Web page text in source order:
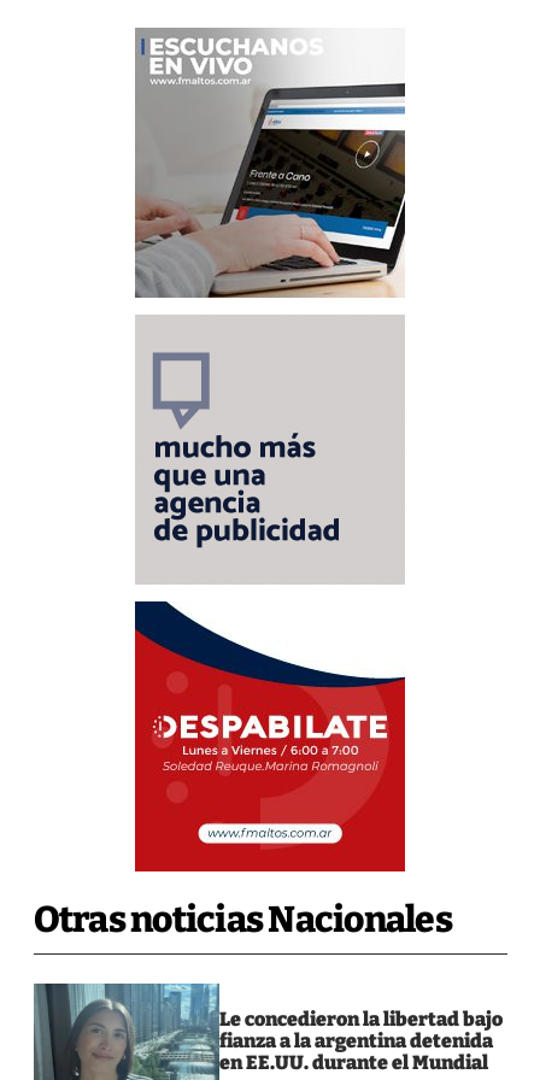
Otras noticias Nacionales
Le concedieron la libertad bajo
fianza a la argentina detenida
en EE.UU. durante el Mundial